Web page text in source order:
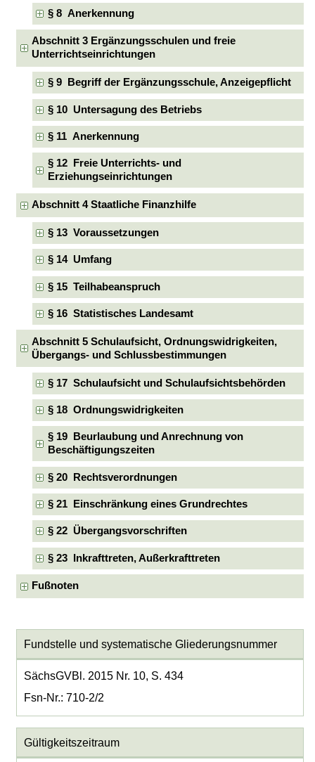
§ 8 Anerkennung
Abschnitt 3 Ergänzungsschulen und freie
Unterrichtseinrichtungen
§ 9 Begriff der Ergänzungsschule, Anzeigepflicht
§ 10 Untersagung des Betriebs
§ 11 Anerkennung
§ 12 Freie Unterrichts- und
Erziehungseinrichtungen
Abschnitt 4 Staatliche Finanzhilfe
§ 13 Voraussetzungen
§ 14 Umfang
§ 15 Teilhabeanspruch
§ 16 Statistisches Landesamt
Abschnitt 5 Schulaufsicht, Ordnungswidrigkeiten,
Übergangs- und Schlussbestimmungen
§ 17 Schulaufsicht und Schulaufsichtsbehörden
§ 18 Ordnungswidrigkeiten
§ 19 Beurlaubung und Anrechnung von
Beschäftigungszeiten
§ 20 Rechtsverordnungen
§ 21 Einschränkung eines Grundrechtes
§ 22 Übergangsvorschriften
§ 23 Inkrafttreten, Außerkrafttreten
Fußnoten
Fundstelle und systematische Gliederungsnummer
SächsGVBl. 2015 Nr. 10, S. 434
Fsn-Nr.: 710-2/2
Gültigkeitszeitraum